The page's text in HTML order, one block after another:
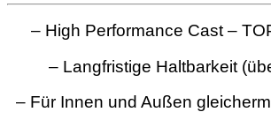
– High Performance Cast –
– Langfristige Haltbarkeit
– Für Innen und Außen